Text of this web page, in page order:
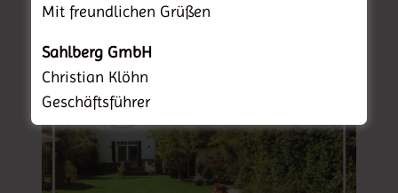
Mit freundlichen Grüßen
Sahlberg GmbH
Christian Klöhn
Geschäftsführer